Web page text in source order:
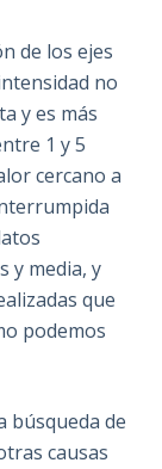
de los ejes
no
y es más
1 y 5
cercano a
y media, y
que
podemos
búsqueda de
causas